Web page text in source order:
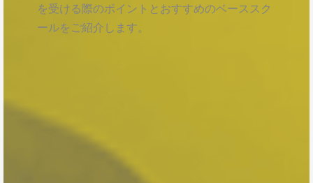
を受ける際のポイントとおすすめのベーススク
ールをご紹介します。